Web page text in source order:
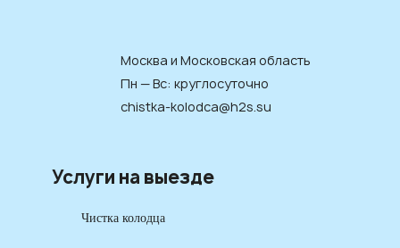
Услуги на выезде
Чистка колодца
Москва и Московская область
Пн — Вс: круглосуточно
chistka-kolodca@h2s.su